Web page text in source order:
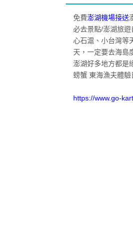
免費澎湖機場接送
必去景點/澎湖旅
心石滬、小台灣等
天，一定要去海島
澎湖好多地方都是
螃蟹 東海漁夫體驗
https://www.go-